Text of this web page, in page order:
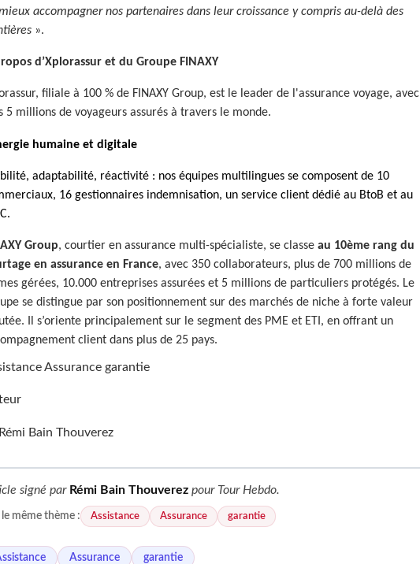
accompagner nos partenaires dans leur croissance y compris au-delà des
».
d’Xplorassur et du Groupe FINAXY
filiale à 100 % de FINAXY Group, est le leader de l'assurance voyage, avec
5 millions de voyageurs assurés à travers le monde.
humaine et digitale
adaptabilité, réactivité : nos équipes multilingues se composent de 10
16 gestionnaires indemnisation, un service client dédié au BtoB et au
Group, courtier en assurance multi-spécialiste, se classe au 10ème rang du
en assurance en France, avec 350 collaborateurs, plus de 700 millions de
gérées, 10.000 entreprises assurées et 5 millions de particuliers protégés. Le
se distingue par son positionnement sur des marchés de niche à forte valeur
Il s’oriente principalement sur le segment des PME et ETI, en offrant un
client dans plus de 25 pays.
Assurance garantie
Rémi Bain Thouverez
signé par Rémi Bain Thouverezpour Tour Hebdo.
même thème : Assistance Assurance garantie
Assurance garantie